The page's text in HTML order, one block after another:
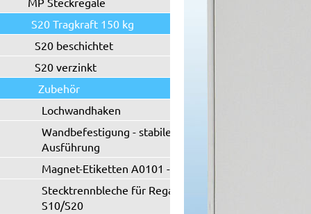
S20 Tragkraft 150 kg
S20 beschichtet
S20 verzinkt
Zubehör
Lochwandhaken
Wandbefestigung - stabile
Ausführung
Magnet-Etiketten A0101 - A0102
Stecktrennbleche für Regaltyp
S10/S20